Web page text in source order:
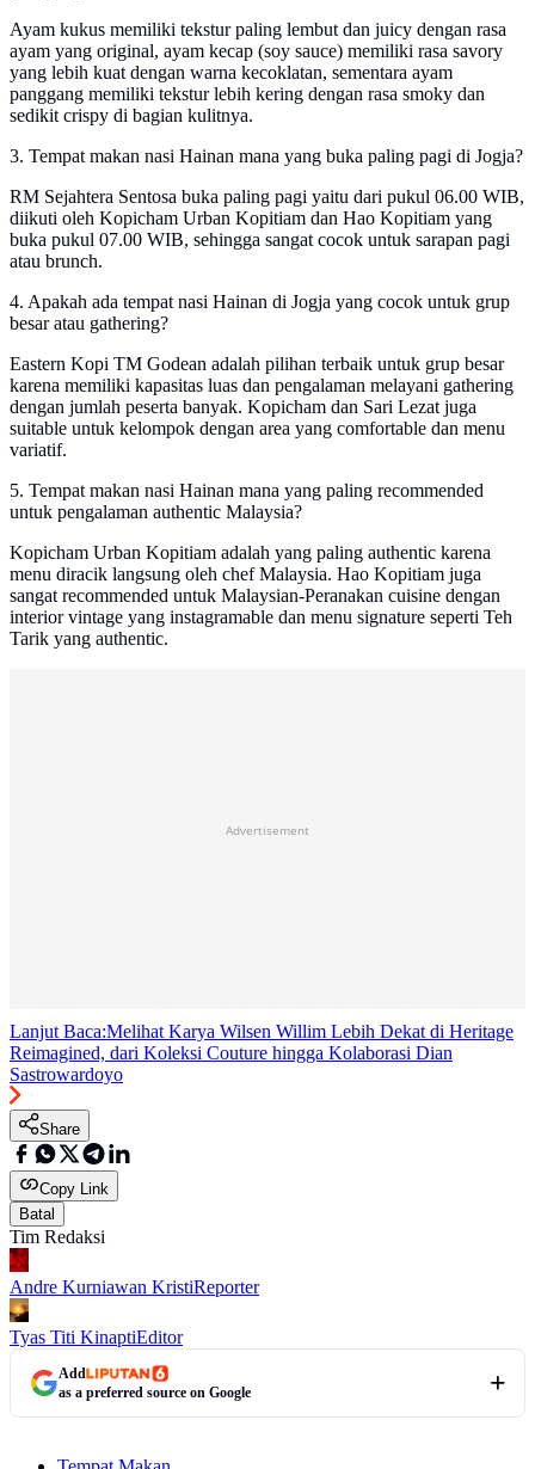
Ayam kukus memiliki tekstur paling lembut dan juicy dengan rasa
ayam yang original, ayam kecap (soy sauce) memiliki rasa savory
yang lebih kuat dengan warna kecoklatan, sementara ayam
panggang memiliki tekstur lebih kering dengan rasa smoky dan
sedikit crispy di bagian kulitnya.
3. Tempat makan nasi Hainan mana yang buka paling pagi di Jogja?
RM Sejahtera Sentosa buka paling pagi yaitu dari pukul 06.00 WIB,
diikuti oleh Kopicham Urban Kopitiam dan Hao Kopitiam yang
buka pukul 07.00 WIB, sehingga sangat cocok untuk sarapan pagi
atau brunch.
4. Apakah ada tempat nasi Hainan di Jogja yang cocok untuk grup
besar atau gathering?
Eastern Kopi TM Godean adalah pilihan terbaik untuk grup besar
karena memiliki kapasitas luas dan pengalaman melayani gathering
dengan jumlah peserta banyak. Kopicham dan Sari Lezat juga
suitable untuk kelompok dengan area yang comfortable dan menu
variatif.
5. Tempat makan nasi Hainan mana yang paling recommended
untuk pengalaman authentic Malaysia?
Kopicham Urban Kopitiam adalah yang paling authentic karena
menu diracik langsung oleh chef Malaysia. Hao Kopitiam juga
sangat recommended untuk Malaysian-Peranakan cuisine dengan
interior vintage yang instagramable dan menu signature seperti Teh
Tarik yang authentic.
Advertisement
Lanjut Baca:Melihat Karya Wilsen Willim Lebih Dekat di Heritage
Reimagined, dari Koleksi Couture hingga Kolaborasi Dian
Sastrowardoyo
Share
Copy Link
Batal
Tim Redaksi
Andre Kurniawan KristiReporter
Tyas Titi KinaptiEditor
Add
as a preferred source on Google